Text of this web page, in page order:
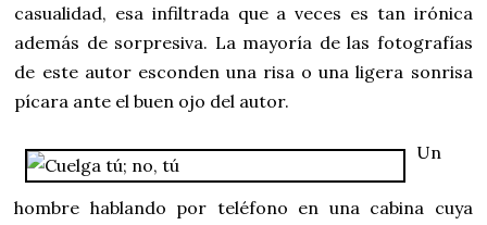
casualidad, esa infiltrada que a veces es tan irónica
además de sorpresiva. La mayoría de las fotografías
de este autor esconden una risa o una ligera sonrisa
pícara ante el buen ojo del autor.
Un
hombre hablando por teléfono en una cabina cuya